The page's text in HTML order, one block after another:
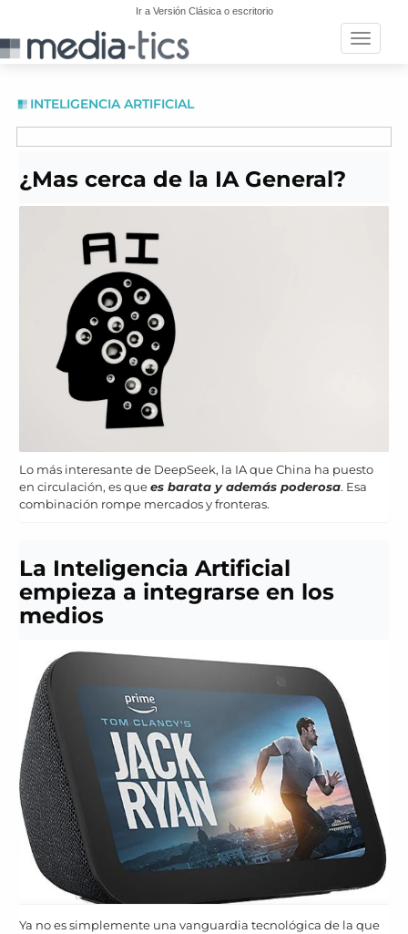
Ir a Versión Clásica o escritorio
Toggle
INTELIGENCIA ARTIFICIAL
¿Mas cerca de la IA General?
Lo más interesante de DeepSeek, la IA que China ha puesto
en circulación, es quees barata y además poderosa. Esa
combinación rompe mercados y fronteras.
La Inteligencia Artificial
empieza a integrarse en los
medios
Ya no es simplemente una vanguardia tecnológica de la que